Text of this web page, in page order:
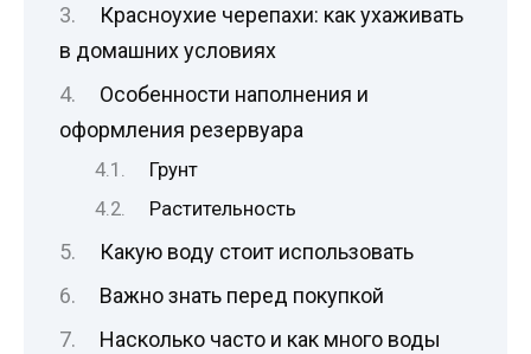
Красноухие черепахи: как ухаживать
в домашних условиях
Особенности наполнения и
оформления резервуара
Грунт
Растительность
Какую воду стоит использовать
Важно знать перед покупкой
Насколько часто и как много воды